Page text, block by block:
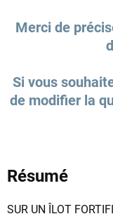
Merci de
Si vous
de modifier la
Résumé
SUR UN ÎLOT